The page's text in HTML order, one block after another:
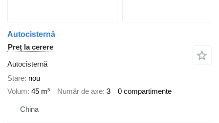
Autocisternă
Preț la cerere
Autocisternă
Stare nou
Volum 45 m³ Număr de axe 3 0 compartimente
China